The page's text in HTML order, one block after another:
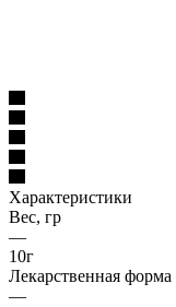
Характеристики
Вес, гр
—
10г
Лекарственная форма
—